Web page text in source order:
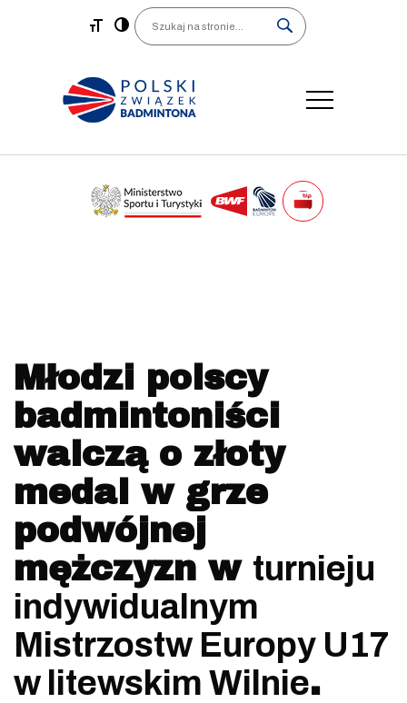
Main Navigation
Search
Młodzi polscy
badmintoniści
walczą o złoty
medal w grze
podwójnej
mężczyzn w turnieju
indywidualnym
Mistrzostw Europy U17
w litewskim Wilnie.